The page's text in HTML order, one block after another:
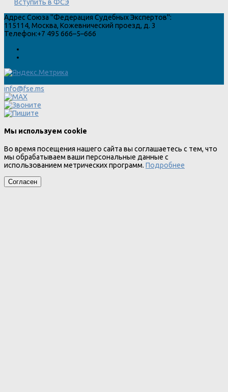
Вступить в ФСЭ
Адрес Союза "Федерация Судебных Экспертов":
115114, Москва, Кожевнический проезд, д. 3
Телефон:+7 495 666–5–666
info@fse.ms
Мы используем cookie
Во время посещения нашего сайта вы соглашаетесь с тем, что
мы обрабатываем ваши персональные данные с
использованием метрических программ. Подробнее
Согласен